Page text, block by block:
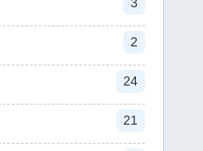
3
2
24
21